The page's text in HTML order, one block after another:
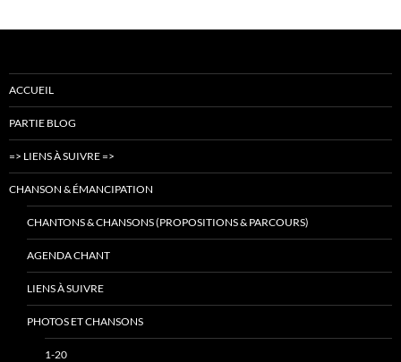
ACCUEIL
PARTIE BLOG
=> LIENS À SUIVRE =>
CHANSON & ÉMANCIPATION
CHANTONS & CHANSONS (PROPOSITIONS & PARCOURS)
AGENDA CHANT
LIENS À SUIVRE
PHOTOS ET CHANSONS
1-20